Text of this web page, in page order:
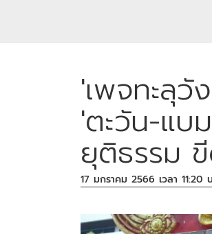
'เพจทะลุวั
'ตะวัน-แบ
ยุติธรรม
17 มกราคม 2566 เวลา 11:20